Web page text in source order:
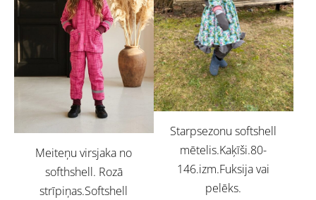
Meiteņu virsjaka no
softhshell. Rozā
strīpiņas.Softshell
Starpsezonu softshell
mētelis.Kaķīši.80-
146.izm.Fuksija vai
pelēks.